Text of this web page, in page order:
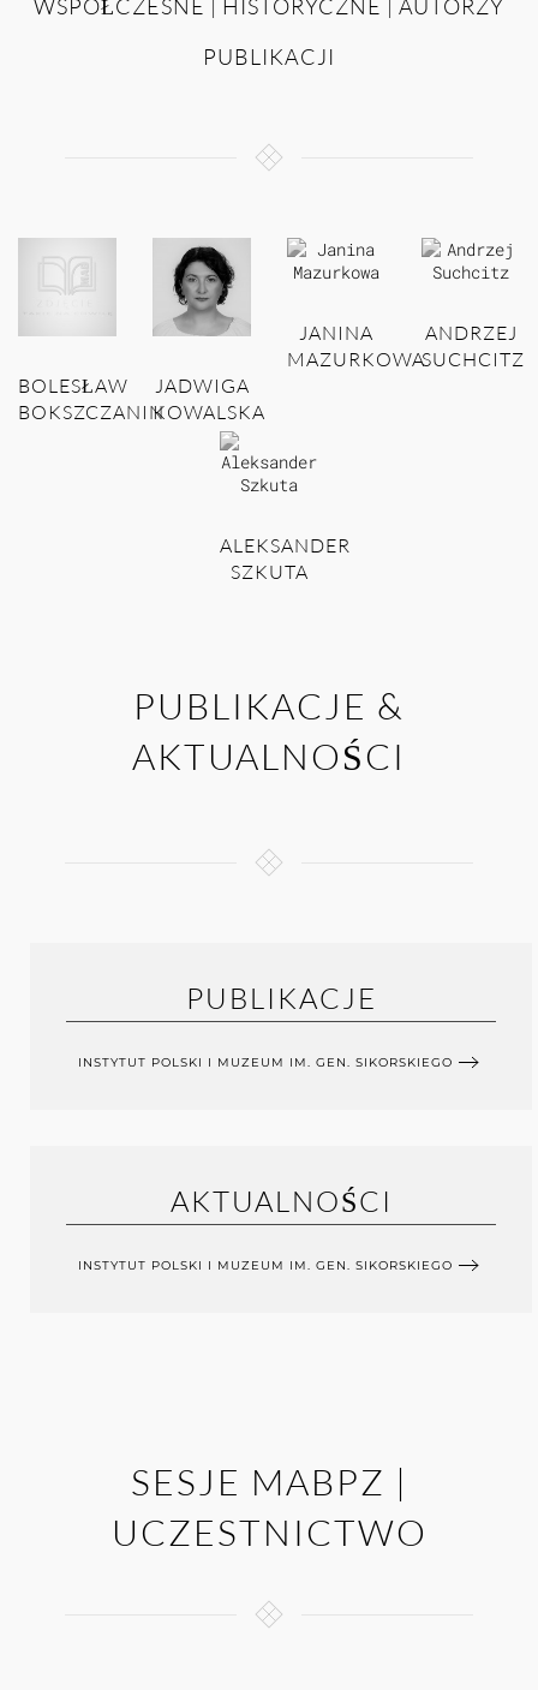
WSPÓŁCZESNE | HISTORYCZNE | AUTORZY
PUBLIKACJI
BOLESŁAW
BOKSZCZANIN
JADWIGA
KOWALSKA
JANINA
MAZURKOWA
ANDRZEJ
SUCHCITZ
ALEKSANDER
SZKUTA
PUBLIKACJE &
AKTUALNOŚCI
PUBLIKACJE
INSTYTUT POLSKI I MUZEUM IM. GEN. SIKORSKIEGO
AKTUALNOŚCI
INSTYTUT POLSKI I MUZEUM IM. GEN. SIKORSKIEGO
SESJE MABPZ |
UCZESTNICTWO